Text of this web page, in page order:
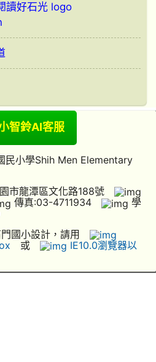
智鈴AI客服
民小學Shih Men Elementary
市龍潭區文化路188號
傳真:03-4711934
學
國小設計，請用
或
IE10.0瀏覽器以